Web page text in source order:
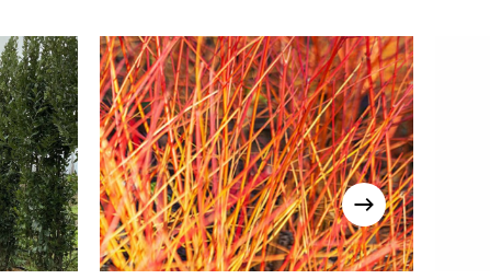
produit dans le panier
Retour À La Liste Web